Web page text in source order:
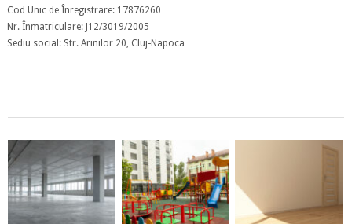
Cod Unic de Înregistrare: 17876260
Nr. Înmatriculare: J12/3019/2005
Sediu social: Str. Arinilor 20, Cluj-Napoca